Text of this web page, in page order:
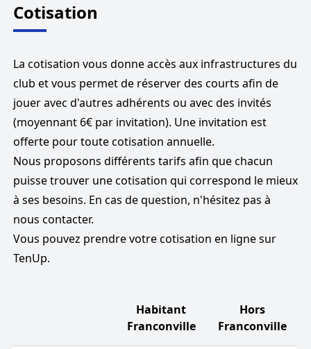
Cotisation
La cotisation vous donne accès aux infrastructures du
club et vous permet de réserver des courts afin de
jouer avec d'autres adhérents ou avec des invités
(moyennant 6€ par invitation). Une invitation est
offerte pour toute cotisation annuelle.
Nous proposons différents tarifs afin que chacun
puisse trouver une cotisation qui correspond le mieux
à ses besoins. En cas de question, n'hésitez pas à
nous contacter.
Vous pouvez prendre votre cotisation en ligne sur
TenUp.
Habitant
Franconville
Hors
Franconville